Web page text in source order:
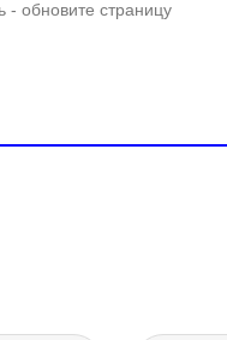
- обновите страницу